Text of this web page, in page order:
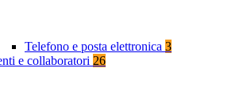
Telefono e posta elettronica 3
e collaboratori 26